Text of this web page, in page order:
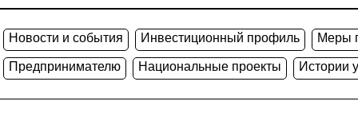
Новости и события Инвестиционный профиль Меры
Предпринимателю Национальные проекты Истории